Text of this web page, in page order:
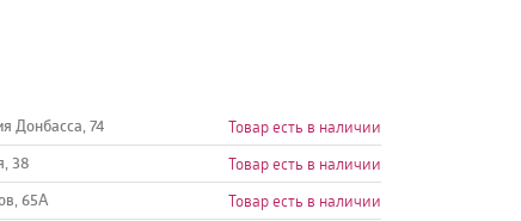
Донбасса, 74 Товар есть в наличии
38 Товар есть в наличии
65А Товар есть в наличии